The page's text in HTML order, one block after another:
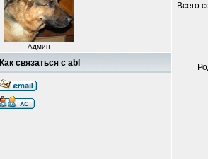
Админ
Всего
Как связаться с abl